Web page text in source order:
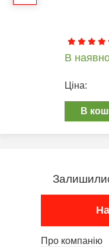
В
Ціна:
В
Про компанію